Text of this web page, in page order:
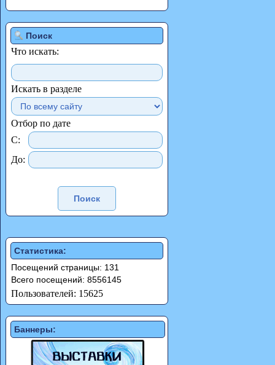
Поиск
Что искать:
Искать в разделе
Отбор по дате
С:
До:
Статистика:
Посещений страницы: 131
Всего посещений: 8556145
Пользователей: 15625
Баннеры: